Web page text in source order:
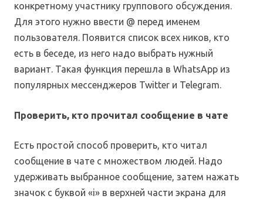
конкретному участнику группового обсуждения.
Для этого нужно ввести @ перед именем
пользователя. Появится список всех ников, кто
есть в беседе, из него надо выбрать нужный
вариант. Такая функция перешла в WhatsApp из
популярных мессенджеров Twitter и Telegram.
Проверить, кто прочитал сообщение в чате
Есть простой способ проверить, кто читал
сообщение в чате с множеством людей. Надо
удерживать выбранное сообщение, затем нажать
значок с буквой «i» в верхней части экрана для